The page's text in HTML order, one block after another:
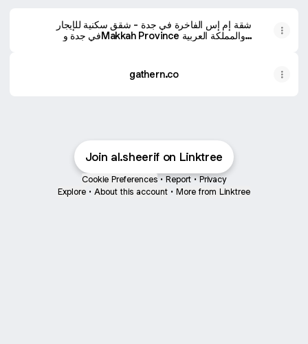
شقة إم إس الفاخرة في جدة - شقق سكنية للإيجار
في جدة وMakkah Province والمملكة العربية
gathern.co
Join al.sheerif on Linktree
Cookie Preferences • Report • Privacy
Explore • About this account • More from Linktree